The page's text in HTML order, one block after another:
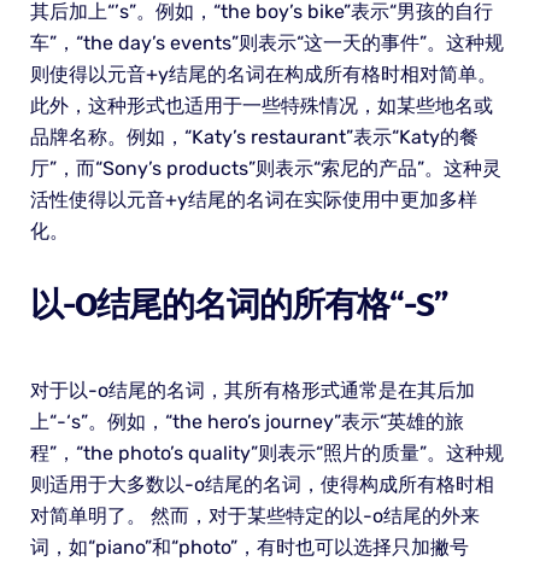
其后加上“’s”。例如，“the boy’s bike”表示“男孩的自行
车”，“the day’s events”则表示“这一天的事件”。这种规
则使得以元音+y结尾的名词在构成所有格时相对简单。
此外，这种形式也适用于一些特殊情况，如某些地名或
品牌名称。例如，“Katy’s restaurant”表示“Katy的餐
厅”，而“Sony’s products”则表示“索尼的产品”。这种灵
活性使得以元音+y结尾的名词在实际使用中更加多样
化。
以-O结尾的名词的所有格“-S”
对于以-o结尾的名词，其所有格形式通常是在其后加
上“-‘s”。例如，“the hero’s journey”表示“英雄的旅
程”，“the photo’s quality”则表示“照片的质量”。这种规
则适用于大多数以-o结尾的名词，使得构成所有格时相
对简单明了。 然而，对于某些特定的以-o结尾的外来
词，如“piano”和“photo”，有时也可以选择只加撇号